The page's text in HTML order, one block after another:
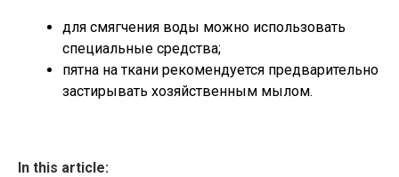
для смягчения воды можно использовать
специальные средства;
пятна на ткани рекомендуется предварительно
застирывать хозяйственным мылом.
In this article: